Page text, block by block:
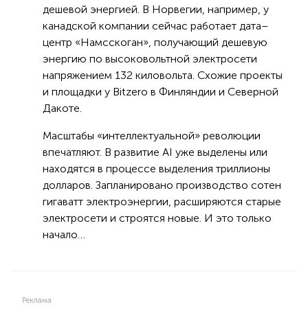
дешевой энергией. В Норвегии, например, у
канадской компании сейчас работает дата–
центр «Намсскоган», получающий дешевую
энергию по высоковольтной электросети
напряжением 132 киловольта. Схожие проекты
и площадки у Bitzero в Финляндии и Северной
Дакоте.
Масштабы «интеллектуальной» революции
впечатляют. В развитие AI уже выделены или
находятся в процессе выделения триллионы
долларов. Запланировано производство сотен
гигаватт электроэнергии, расширяются старые
электросети и строятся новые. И это только
начало…
Реклама